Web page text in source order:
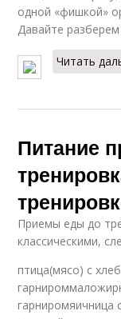
одной «фишкой»
Давайте
Читать
Питание
Приемы еды до
классическими,
птица(мясо) с
гарниромяичница